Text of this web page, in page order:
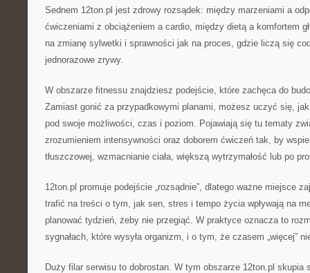
Sednem 12ton.pl jest zdrowy rozsądek: między marzeniami a
ćwiczeniami z obciążeniem a cardio, między dietą a komfortem
na zmianę sylwetki i sprawności jak na proces, gdzie liczą się
jednorazowe zrywy.
W obszarze fitnessu znajdziesz podejście, które zachęca do
Zamiast gonić za przypadkowymi planami, możesz uczyć się,
pod swoje możliwości, czas i poziom. Pojawiają się tu tematy
zrozumieniem intensywności oraz doborem ćwiczeń tak, by
tłuszczowej, wzmacnianie ciała, większą wytrzymałość lub po
12ton.pl promuje podejście „rozsądnie”, dlatego ważne miejsce
trafić na treści o tym, jak sen, stres i tempo życia wpływają na
planować tydzień, żeby nie przegiąć. W praktyce oznacza to
sygnałach, które wysyła organizm, i o tym, że czasem „więcej”
Duży filar serwisu to dobrostan. W tym obszarze 12ton.pl skupia